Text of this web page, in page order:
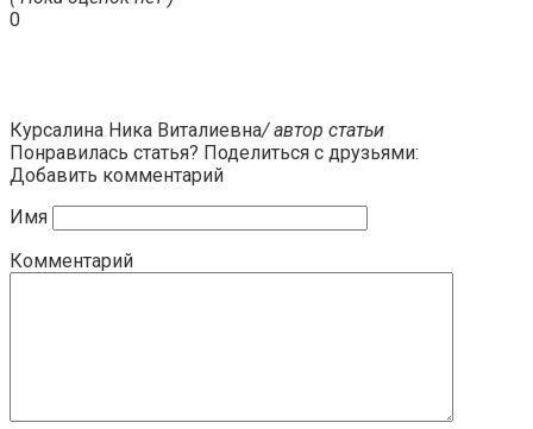
0
Курсалина Ника Виталиевна/ автор статьи
Понравилась статья? Поделиться с друзьями:
Добавить комментарий
Имя
Комментарий